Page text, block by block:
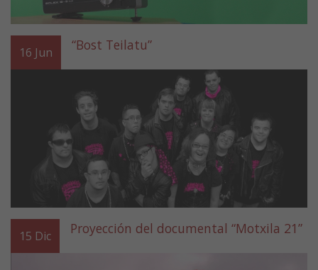
16 Jun “Bost Teilatu”
15 Dic Proyección del documental “Motxila 21”